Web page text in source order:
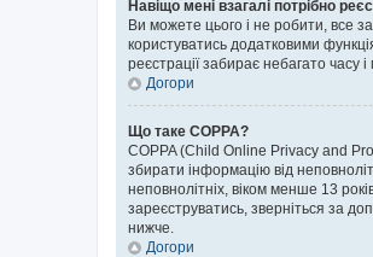
Навіщо мені взагалі потрібно
Ви можете цього і не робити, все
користуватись додатковими
реєстрації забирає небагато часу
Догори
Що таке COPPA?
COPPA (Child Online Privacy and
збирати інформацію від
неповнолітніх, віком менше 13
зареєструватись, зверніться за
нижче.
Догори